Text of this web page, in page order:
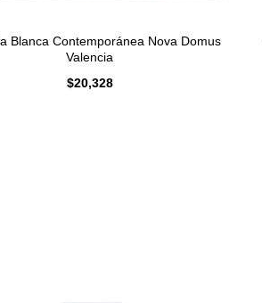
Blanca Contemporánea Nova Domus
Valencia
$20,328